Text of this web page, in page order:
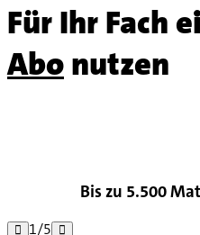
Für Ihr Fach
Abonutzen
Bis zu 5.500
 1/5 